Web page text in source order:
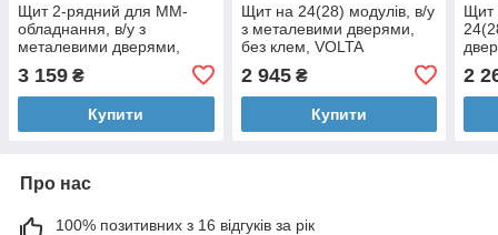
Щит 2-рядний для ММ-
обладнання, в/у з
металевими дверями,
3 159 ₴
Купити
Щит на 24(28) модулів, в/у
з металевими дверями,
без клем, VOLTA
2 945₴
Купити
Щит
2
Про нас
100% позитивних з 16 відгуків за рік